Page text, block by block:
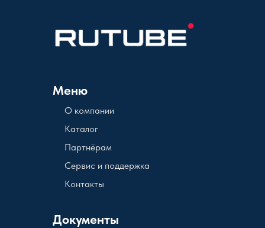
Меню
О компании
Документы
Каталог
Партнёрам
Сервис и поддержка
Контакты